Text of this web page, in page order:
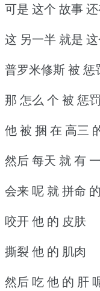
可是 这个 故事
这 另一半 就是
普罗米修斯 被 惩
那 怎么 个 被 惩
他 被 捆 在 高三
然后 每天 就 有
会来 呢 就 拼命
咬开 他 的 皮肤
撕裂 他 的 肌肉
然后 吃 他 的 肝